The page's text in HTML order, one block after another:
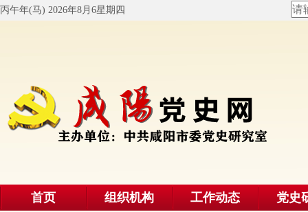
丙午年(马) 2026年8月6星期四
首页 组织机构 工作动态 党史